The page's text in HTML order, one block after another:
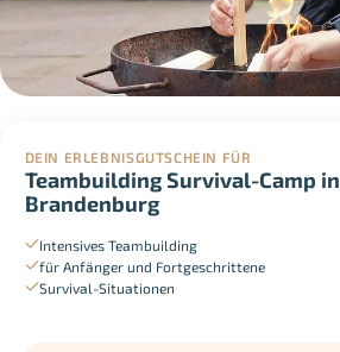
DEIN ERLEBNISGUTSCHEIN FÜR
Teambuilding Survival-Camp in
Brandenburg
Intensives Teambuilding
für Anfänger und Fortgeschrittene
Survival-Situationen